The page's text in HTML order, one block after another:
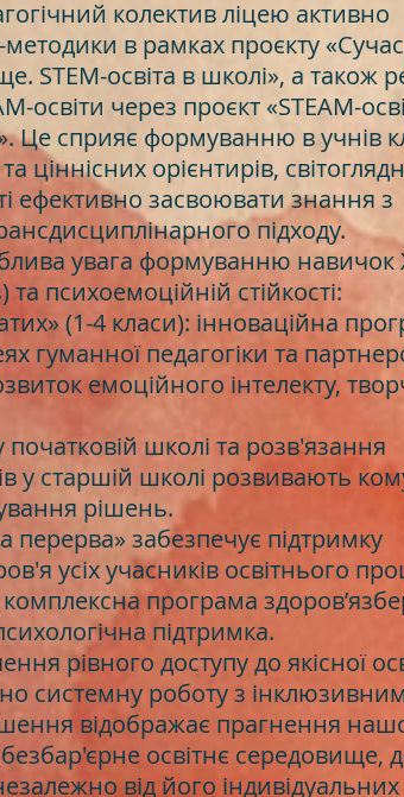
колектив ліцею активно
в рамках проєкту
STEM-освіта в школі», а також
освіти через проєкт «STEAM-
Це сприяє формуванню в учнів
ціннісних орієнтирів,
ефективно засвоювати знання з
підходу.
увага формуванню навичок
та психоемоційній стійкості:
(1-4 класи): інноваційна
гуманної педагогіки та
емоційного інтелекту,
початковій школі та розв'язання
у старшій школі розвивають
рішень.
перерва» забезпечує підтримку
усіх учасників освітнього
програма
підтримка.
рівного доступу до якісної
системну роботу з інклюзивним
відображає прагнення
освітнє середовище,
від його